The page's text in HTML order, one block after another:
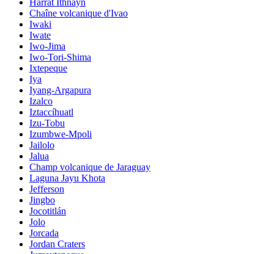
Chaîne volcanique d'Ivao
Iwaki
Iwate
Iwo-Jima
Iwo-Tori-Shima
Ixtepeque
Iya
Iyang-Argapura
Izalco
Iztaccíhuatl
Izu-Tobu
Izumbwe-Mpoli
Jailolo
Jalua
Champ volcanique de Jaraguay
Laguna Jayu Khota
Jefferson
Jingbo
Jocotitlán
Jolo
Jorcada
Jordan Craters